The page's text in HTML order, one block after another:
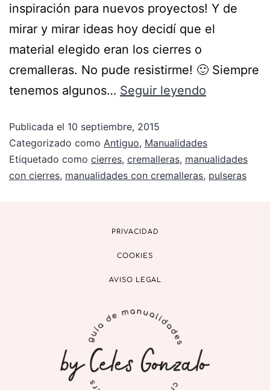
inspiración para nuevos proyectos! Y de
mirar y mirar ideas hoy decidí que el
material elegido eran los cierres o
cremalleras. No pude resistirme! 🙂 Siempre
tenemos algunos… Seguir leyendo
Publicada el 10 septiembre, 2015
Categorizado como Antiguo, Manualidades
Etiquetado como cierres, cremalleras, manualidades
con cierres, manualidades con cremalleras, pulseras
PRIVACIDAD
COOKIES
AVISO LEGAL